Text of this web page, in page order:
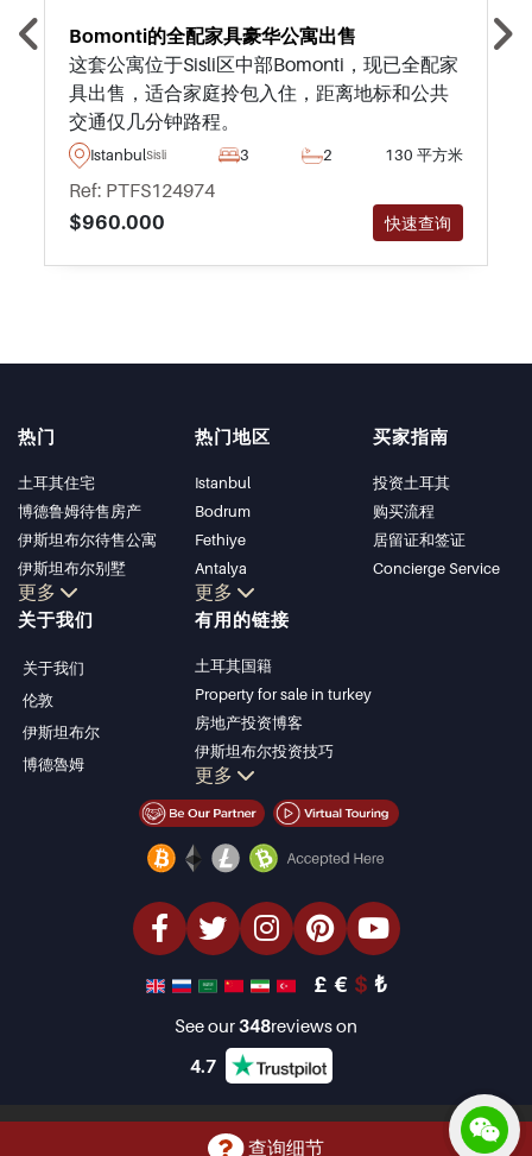
Bomonti的全配家具豪华公寓出售
这套公寓位于Sisli区中部Bomonti，现已全配家
具出售，适合家庭拎包入住，距离地标和公共
交通仅几分钟路程。
IstanbulSisli 3 2 130 平方米
Ref: PTFS124974
$960.000
快速查询
热门
土耳其住宅
博德鲁姆待售房产
伊斯坦布尔待售公寓
伊斯坦布尔别墅
博德鲁姆别墅
安塔利亚待售公寓
更多
热门地区
Istanbul
Bodrum
Fethiye
Antalya
Kalkan
Alanya
Kemer
Dalyan
Izmir
Belek
更多
买家指南
投资土耳其
购买流程
居留证和签证
Concierge Service
关于我们
关于我们
伦敦
伊斯坦布尔
博德魯姆
有用的链接
土耳其国籍
Property for sale in turkey
房地产投资博客
伊斯坦布尔投资技巧
土耳其房产投资
伊斯坦布尔投资型房产
经济型房产
豪华房产
投资型房产
设计与建造
更多
£ € $ ₺
See our348reviews on
4.7
Copyright © 2001-2026 Property Turkey Limited. All Rights Reserved
查询细节